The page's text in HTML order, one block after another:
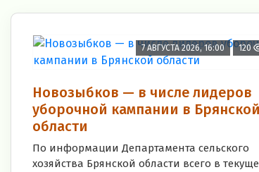
7 АВГУСТА 2026, 16:00 120
Новозыбков — в числе лидеров
уборочной кампании в Брянской
области
По информации Департамента сельского
хозяйства Брянской области всего в